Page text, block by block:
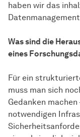
haben wir das
Was sind die
eines
Für ein
muss man sich
Gedanken
notwendigen